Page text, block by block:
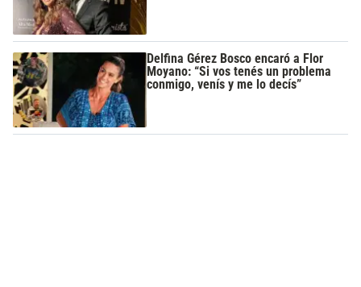
Delfina Gérez Bosco encaró a Flor
Moyano: “Si vos tenés un problema
conmigo, venís y me lo decís”